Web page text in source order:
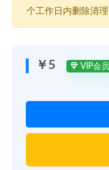
个工作日内删除清
￥5 VIP会